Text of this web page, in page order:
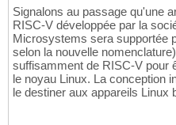
Signalons au passage qu'une
RISC-V développée par la
Microsystems sera supportée
selon la nouvelle
suffisamment de RISC-V pour
le noyau Linux. La conception
le destiner aux appareils Linux